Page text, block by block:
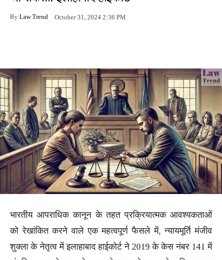
By Law Trend October 31, 2024 2:36 PM
भारतीय आपराधिक कानून के तहत प्रक्रियात्मक आवश्यकताओं
को रेखांकित करने वाले एक महत्वपूर्ण फैसले में, न्यायमूर्ति मंजीव
शुक्ला के नेतृत्व में इलाहाबाद हाईकोर्ट ने 2019 के केस नंबर 141 में